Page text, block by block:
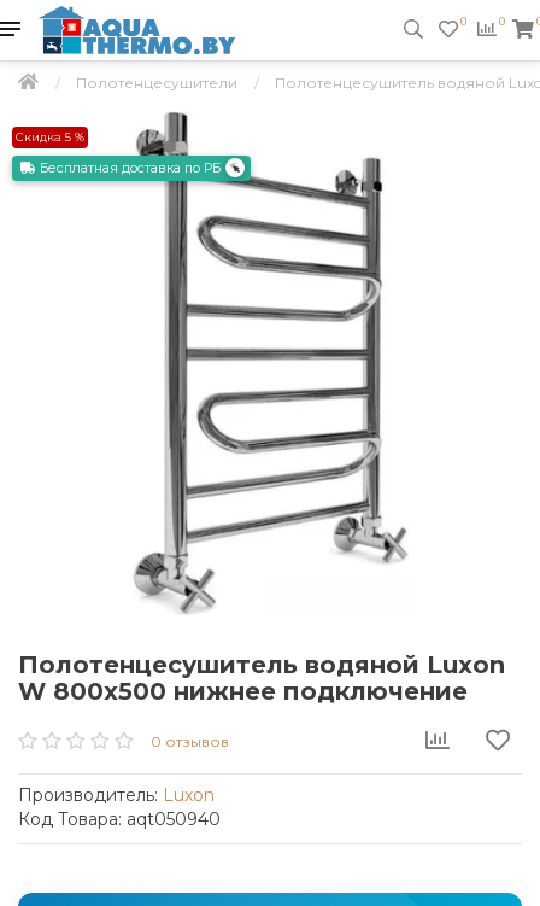
0 0
Полотенцесушители Полотенцесушитель водяной
Скидка 5 %
Бесплатная доставка по РБ
Полотенцесушитель водяной Luxon
W 800x500 нижнее подключение
0 отзывов
Производитель: Luxon
Код Товара: aqt050940